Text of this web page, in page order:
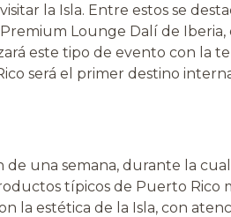
la Isla. Entre estos se
Lounge Dalí de
este tipo de evento con la
será el primer destino
una semana, durante la
típicos de Puerto Rico
la estética de la Isla, con